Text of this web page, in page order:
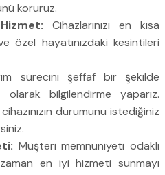
koruruz.
Cihazlarınızı en kısa
özel hayatınızdaki kesintileri
sürecini şeffaf bir şekilde
bilgilendirme yaparız.
durumunu istediğiniz
Müşteri memnuniyeti odaklı
zaman en iyi hizmeti sunmayı